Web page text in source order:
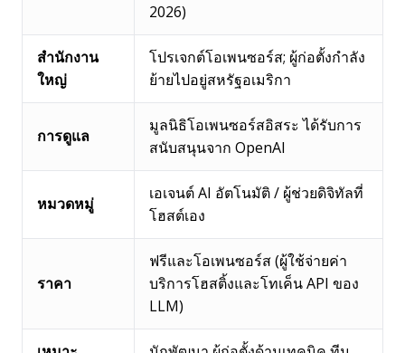
2026)
สำนักงาน
ใหญ่
โปรเจกต์โอเพนซอร์ส; ผู้ก่อตั้งกำลัง
ย้ายไปอยู่สหรัฐอเมริกา
การดูแล
มูลนิธิโอเพนซอร์สอิสระ ได้รับการ
สนับสนุนจาก OpenAI
หมวดหมู่
เอเจนต์ AI อัตโนมัติ / ผู้ช่วยดิจิทัลที่
โฮสต์เอง
ราคา
ฟรีและโอเพนซอร์ส (ผู้ใช้จ่ายค่า
บริการโฮสติ้งและโทเค็น API ของ
LLM)